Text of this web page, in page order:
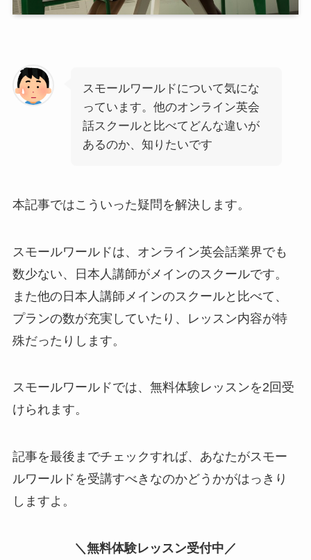
スモールワールドについて気にな
っています。他のオンライン英会
話スクールと比べてどんな違いが
あるのか、知りたいです
本記事ではこういった疑問を解決します。
スモールワールドは、オンライン英会話業界でも
数少ない、日本人講師がメインのスクールです。
また他の日本人講師メインのスクールと比べて、
プランの数が充実していたり、レッスン内容が特
殊だったりします。
スモールワールドでは、無料体験レッスンを2回受
けられます。
記事を最後までチェックすれば、あなたがスモー
ルワールドを受講すべきなのかどうかがはっきり
しますよ。
＼無料体験レッスン受付中／